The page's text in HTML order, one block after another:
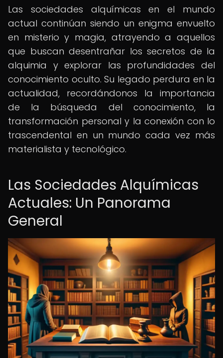
Las sociedades alquímicas en el mundo
actual continúan siendo un enigma envuelto
en misterio y magia, atrayendo a aquellos
que buscan desentrañar los secretos de la
alquimia y explorar las profundidades del
conocimiento oculto. Su legado perdura en la
actualidad, recordándonos la importancia
de la búsqueda del conocimiento, la
transformación personal y la conexión con lo
trascendental en un mundo cada vez más
materialista y tecnológico.
Las Sociedades Alquímicas
Actuales: Un Panorama
General